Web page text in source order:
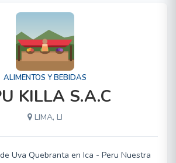
ALIMENTOS Y BEBIDAS
KILLA S.A.C
LIMA, LI
Uva Quebranta en Ica - Peru Nuestra